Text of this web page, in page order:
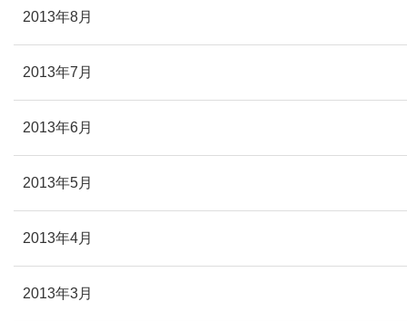
2013年8月
2013年7月
2013年6月
2013年5月
2013年4月
2013年3月